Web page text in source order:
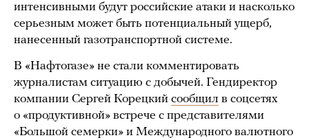
интенсивными будут российские атаки и насколько
серьезным может быть потенциальный ущерб,
нанесенный газотранспортной системе.
В «Нафтогазе» не стали комментировать
журналистам ситуацию с добычей. Гендиректор
компании Сергей Корецкий сообщил в соцсетях
о «продуктивной» встрече с представителями
«Большой семерки» и Международного валютного